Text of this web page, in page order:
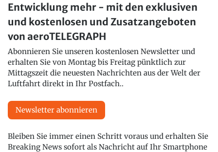
Entwicklung mehr - mit den exklusiven
und kostenlosen und Zusatzangeboten
von aeroTELEGRAPH
Abonnieren Sie unseren kostenlosen Newsletter und
erhalten Sie von Montag bis Freitag pünktlich zur
Mittagszeit die neuesten Nachrichten aus der Welt der
Luftfahrt direkt in Ihr Postfach..
Newsletter abonnieren
Bleiben Sie immer einen Schritt voraus und erhalten Sie
Breaking News sofort als Nachricht auf Ihr Smartphone